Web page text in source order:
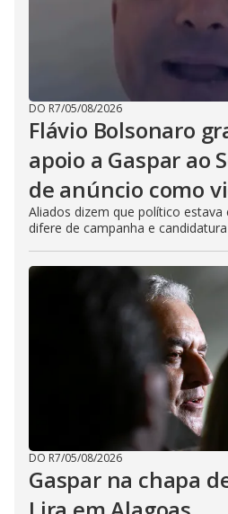
DO R7/05/08/2026
Flávio Bolsonaro
apoio a Gaspar ao
de anúncio como
Aliados dizem que político
difere de campanha e
DO R7/05/08/2026
Gaspar na chapa